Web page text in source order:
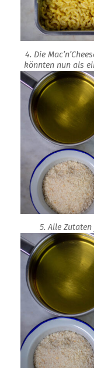
4. Die
könnten nun als
5. Alle